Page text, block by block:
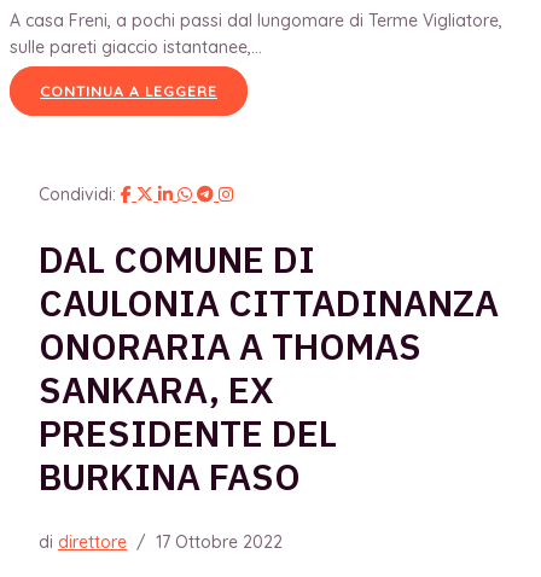
A casa Freni, a pochi passi dal lungomare di Terme Vigliatore,
sulle pareti giaccio istantanee,...
CONTINUA A LEGGERE
Condividi:
DAL COMUNE DI
CAULONIA CITTADINANZA
ONORARIA A THOMAS
SANKARA, EX
PRESIDENTE DEL
BURKINA FASO
di direttore / 17 Ottobre 2022